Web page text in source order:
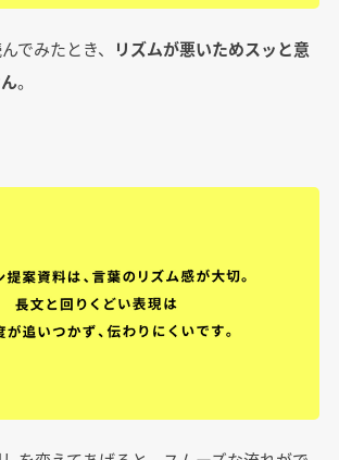
でみたとき、
リズムが悪いためスッと意
。